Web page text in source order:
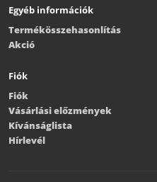
Egyéb információk
Termékösszehasonlítás
Akció
Fiók
Fiók
Vásárlási előzmények
Kívánságlista
Hírlevél